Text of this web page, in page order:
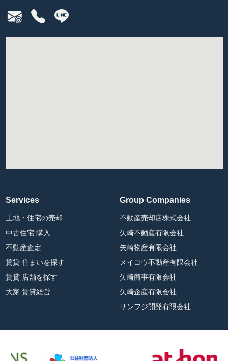
Services
土地・住宅の売却
中古住宅 購入
不動産査定
賃貸 住まいを探す
賃貸 店舗を探す
大家 賃貸経営
Group Companies
不動産売却店株式会社
矢崎不動産有限会社
矢崎物産有限会社
メイコウ不動産有限会社
矢崎商事有限会社
矢崎企産有限会社
サンフジ開発有限会社